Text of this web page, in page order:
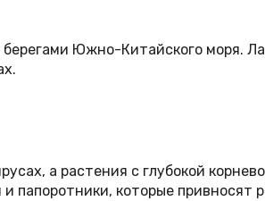
Южно-Китайского моря.
а растения с глубокой
папоротники, которые